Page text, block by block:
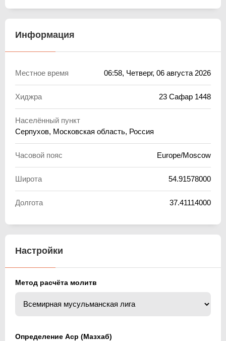
Информация
Местное время 06:58, Четверг, 06 августа 2026
Хиджра 23 Сафар 1448
Населённый пункт
Серпухов, Московская область, Россия
Часовой пояс Europe/Moscow
Широта 54.91578000
Долгота 37.41114000
Настройки
Метод расчёта молитв
Определение Аср (Мазхаб)